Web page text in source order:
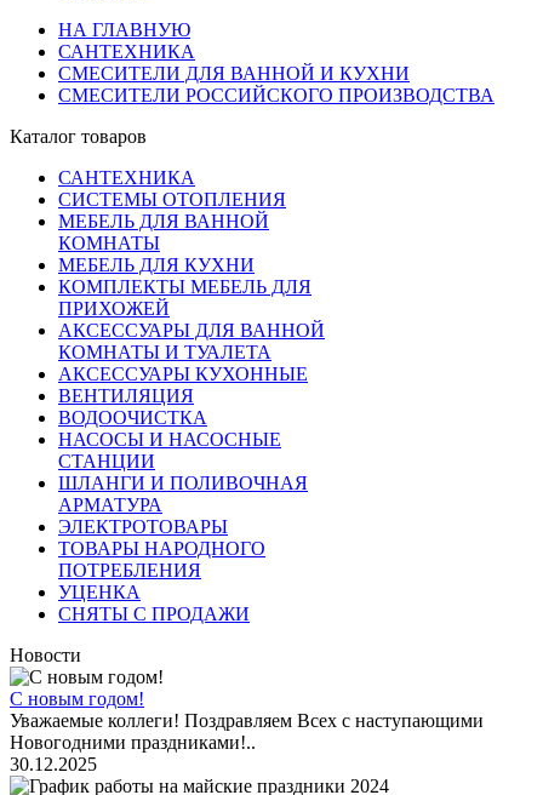
НА ГЛАВНУЮ
САНТЕХНИКА
СМЕСИТЕЛИ ДЛЯ ВАННОЙ И КУХНИ
СМЕСИТЕЛИ РОССИЙСКОГО ПРОИЗВОДСТВА
Каталог товаров
САНТЕХНИКА
СИСТЕМЫ ОТОПЛЕНИЯ
МЕБЕЛЬ ДЛЯ ВАННОЙ
КОМНАТЫ
МЕБЕЛЬ ДЛЯ КУХНИ
КОМПЛЕКТЫ МЕБЕЛЬ ДЛЯ
ПРИХОЖЕЙ
АКСЕССУАРЫ ДЛЯ ВАННОЙ
КОМНАТЫ И ТУАЛЕТА
АКСЕССУАРЫ КУХОННЫЕ
ВЕНТИЛЯЦИЯ
ВОДООЧИСТКА
НАСОСЫ И НАСОСНЫЕ
СТАНЦИИ
ШЛАНГИ И ПОЛИВОЧНАЯ
АРМАТУРА
ЭЛЕКТРОТОВАРЫ
ТОВАРЫ НАРОДНОГО
ПОТРЕБЛЕНИЯ
УЦЕНКА
СНЯТЫ С ПРОДАЖИ
Новости
С новым годом!
Уважаемые коллеги! Поздравляем Всех с наступающими
Новогодними праздниками!..
30.12.2025